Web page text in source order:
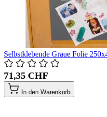
Selbstklebende Graue Folie
71,35 CHF
In den Warenkorb